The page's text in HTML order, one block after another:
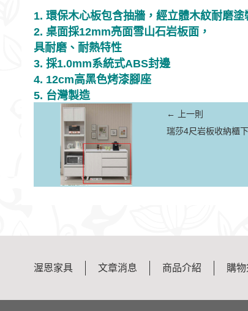
1. 環保木心板包含抽牆，經立體木紋耐磨塗
2. 桌面採12mm亮面雪山石岩板面，
具耐磨、耐熱特性
3. 採1.0mm系統式ABS封邊
4. 12cm高黑色烤漆腳座
5. 台灣製造
← 上一則
瑞莎4尺岩板收納櫃
渥恩家具 文章消息 商品介紹 購物